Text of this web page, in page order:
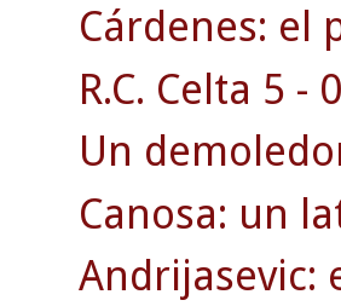
Cárdenes: el
R.C. Celta 5 -
Un
Canosa: un
Andrijasevic: